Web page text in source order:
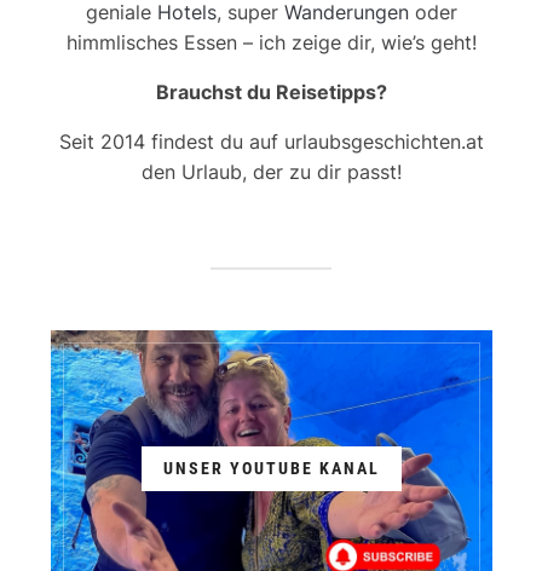
geniale Hotels, super Wanderungenoder
himmlisches Essen – ich zeige dir, wie’s geht!
Brauchst du Reisetipps?
Seit 2014 findest du auf urlaubsgeschichten.at
den Urlaub, der zu dir passt!
UNSER YOUTUBE KANAL